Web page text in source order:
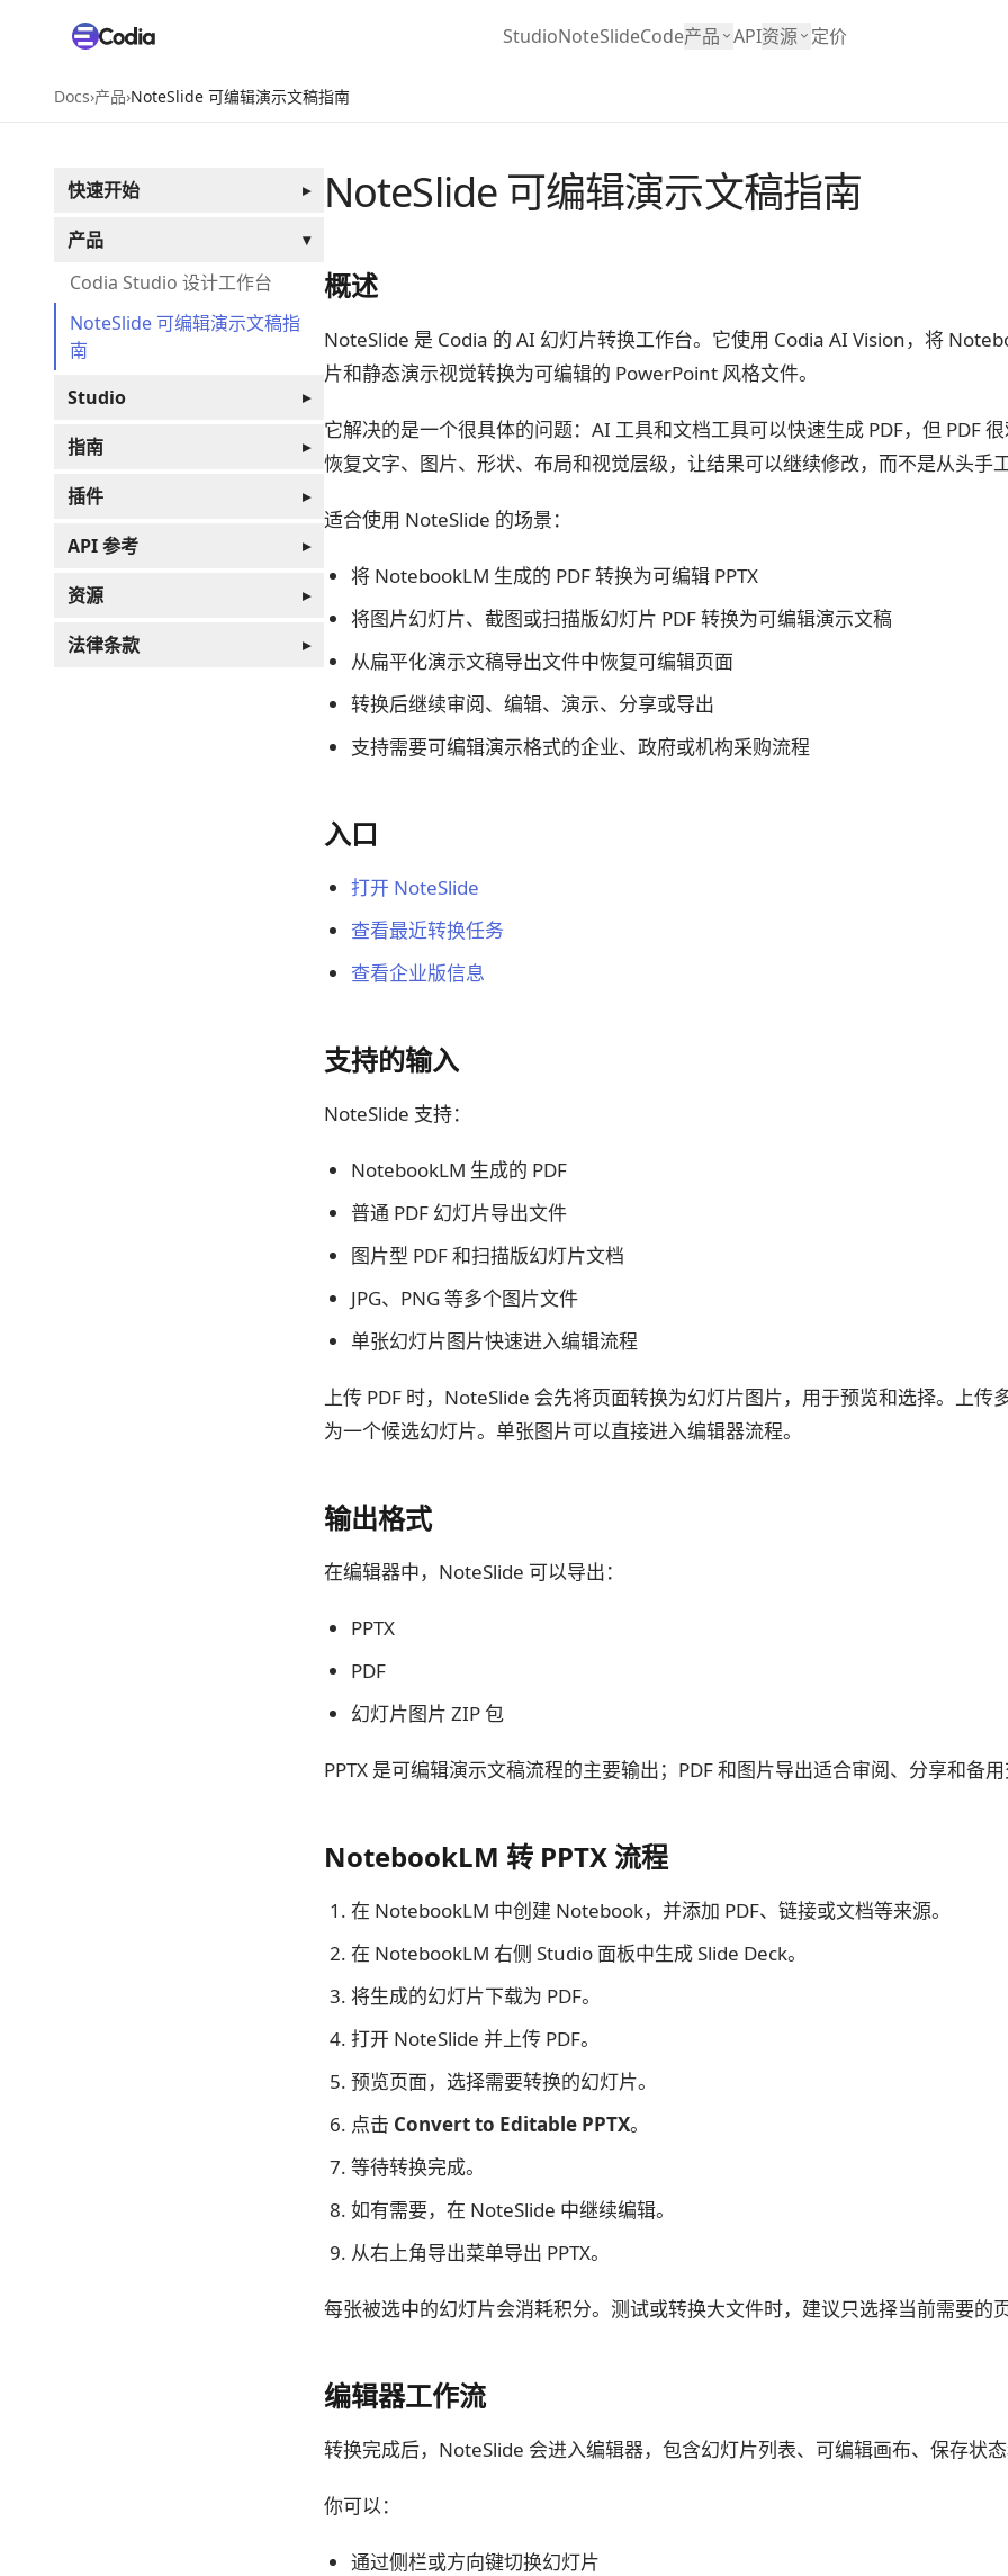
StudioNoteSlideCode产品 API资源 定价
Docs›产品›NoteSlide 可编辑演示文稿指南
快速开始 ▸
产品 ▾
Codia Studio 设计工作台
NoteSlide 可编辑演示文稿指
南
Studio
▸
指南 ▸
插件 ▸
API 参考 ▸
资源 ▸
法律条款 ▸
NoteSlide 可编辑演示文稿指南
概述
NoteSlide 是 Codia 的 AI 幻灯片转换工作台。它使用 Codia AI Vision，将
片和静态演示视觉转换为可编辑的 PowerPoint 风格文件。
它解决的是一个很具体的问题：AI 工具和文档工具可以快速生成 PDF，但 PDF
恢复文字、图片、形状、布局和视觉层级，让结果可以继续修改，而不是从头手
适合使用 NoteSlide 的场景：
将 NotebookLM 生成的 PDF 转换为可编辑 PPTX
将图片幻灯片、截图或扫描版幻灯片 PDF 转换为可编辑演示文稿
从扁平化演示文稿导出文件中恢复可编辑页面
转换后继续审阅、编辑、演示、分享或导出
支持需要可编辑演示格式的企业、政府或机构采购流程
入口
打开 NoteSlide
查看最近转换任务
查看企业版信息
支持的输入
NoteSlide 支持：
NotebookLM 生成的 PDF
普通 PDF 幻灯片导出文件
图片型 PDF 和扫描版幻灯片文档
JPG、PNG 等多个图片文件
单张幻灯片图片快速进入编辑流程
上传 PDF 时，NoteSlide 会先将页面转换为幻灯片图片，用于预览和选择。上传
为一个候选幻灯片。单张图片可以直接进入编辑器流程。
输出格式
在编辑器中，NoteSlide 可以导出：
PPTX
PDF
幻灯片图片 ZIP 包
PPTX 是可编辑演示文稿流程的主要输出；PDF 和图片导出适合审阅、分享和备
NotebookLM 转 PPTX 流程
在 NotebookLM 中创建 Notebook，并添加 PDF、链接或文档等来源。
在 NotebookLM 右侧 Studio 面板中生成 Slide Deck。
将生成的幻灯片下载为 PDF。
打开 NoteSlide 并上传 PDF。
预览页面，选择需要转换的幻灯片。
点击 Convert to Editable PPTX。
等待转换完成。
如有需要，在 NoteSlide 中继续编辑。
从右上角导出菜单导出 PPTX。
每张被选中的幻灯片会消耗积分。测试或转换大文件时，建议只选择当前需要的
编辑器工作流
转换完成后，NoteSlide 会进入编辑器，包含幻灯片列表、可编辑画布、保存状
你可以：
通过侧栏或方向键切换幻灯片